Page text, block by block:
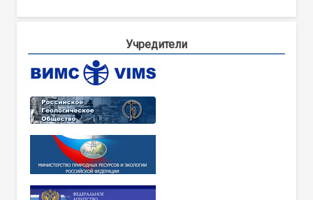
Учредители